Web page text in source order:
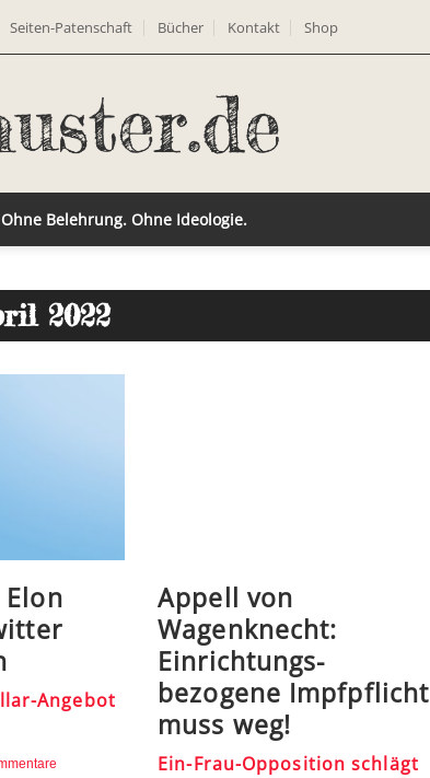
Seiten-Patenschaft Bücher Kontakt Shop
Belehrung. Ohne Ideologie.
2022
Angebot
Appell von
Wagenknecht:
Einrichtungs­
bezogene Impfpflicht
muss weg!
Ein-Frau-Opposition schlägt